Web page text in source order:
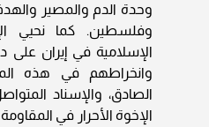
وحدة الدم والمصير
وفلسطين. كما نحيي
الإسلامية في إيران على
وانخراطهم في هذه
الصادق، والإسناد
الإخوة الأحرار في المقاومة